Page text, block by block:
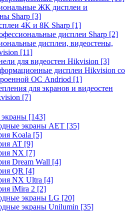
ЖК дисплеи и
Sharp [3]
4K и 8K Sharp [1]
дисплеи Sharp [2]
дисплеи, видеостены,
[11]
для видеостен Hikvision [3]
дисплеи Hikvision со
ОС Andriod [1]
для экранов и видеостен
[7]
[143]
экраны AET [35]
Koala [5]
AT [9]
NX [7]
Dream Wall [4]
QR [4]
NX Ultra [4]
iMira 2 [2]
экраны LG [20]
экраны Unilumin [35]